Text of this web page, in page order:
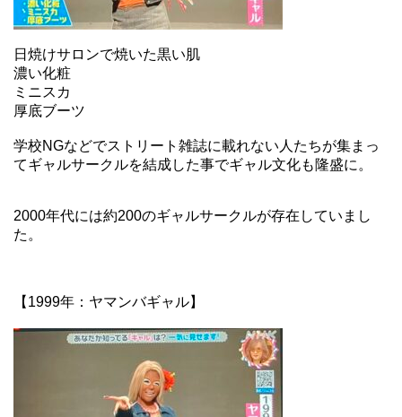
日焼けサロンで焼いた黒い肌
濃い化粧
ミニスカ
厚底ブーツ
学校NGなどでストリート雑誌に載れない人たちが集まっ
てギャルサークルを結成した事でギャル文化も隆盛に。
2000年代には約200のギャルサークルが存在していまし
た。
【1999年：ヤマンバギャル】